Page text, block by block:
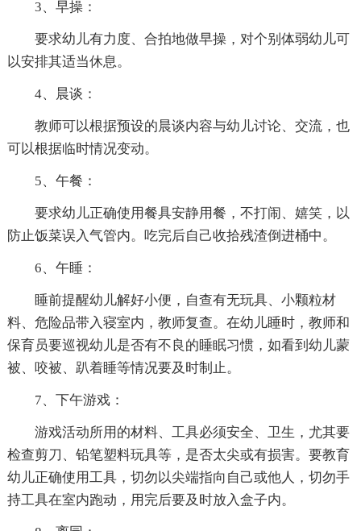
3、早操：
要求幼儿有力度、合拍地做早操，对个别体弱幼儿可
以安排其适当休息。
4、晨谈：
教师可以根据预设的晨谈内容与幼儿讨论、交流，也
可以根据临时情况变动。
5、午餐：
要求幼儿正确使用餐具安静用餐，不打闹、嬉笑，以
防止饭菜误入气管内。吃完后自己收拾残渣倒进桶中。
6、午睡：
睡前提醒幼儿解好小便，自查有无玩具、小颗粒材
料、危险品带入寝室内，教师复查。在幼儿睡时，教师和
保育员要巡视幼儿是否有不良的睡眠习惯，如看到幼儿蒙
被、咬被、趴着睡等情况要及时制止。
7、下午游戏：
游戏活动所用的材料、工具必须安全、卫生，尤其要
检查剪刀、铅笔塑料玩具等，是否太尖或有损害。要教育
幼儿正确使用工具，切勿以尖端指向自己或他人，切勿手
持工具在室内跑动，用完后要及时放入盒子内。